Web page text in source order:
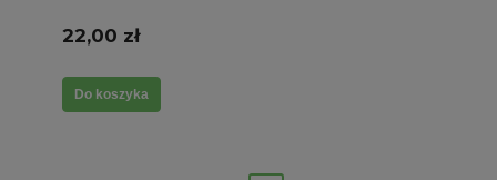
22,00 zł
Do koszyka